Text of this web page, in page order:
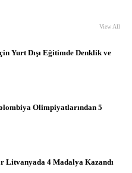
View All
Yurt Dışı Eğitimde Denklik ve
Olimpiyatlarından 5
Litvanyada 4 Madalya Kazandı